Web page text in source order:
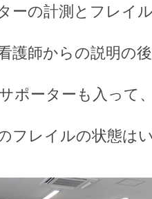
ーの計測とフレイ
護師からの説明の
ポーターも入って
フレイルの状態は